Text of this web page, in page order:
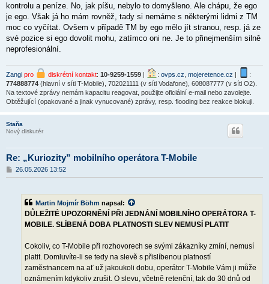
kontrolu a peníze. No, jak píšu, nebylo to domyšleno. Ale chápu, že ego
je ego. Však já ho mám rovněž, tady si nemáme s některými lidmi z TM
moc co vyčítat. Ovšem v případě TM by ego mělo jít stranou, resp. já ze
své pozice si ego dovolit mohu, zatímco oni ne. Je to přinejmenším silně
neprofesionální.
Zangi pro diskrétní kontakt: 10-9259-1559 | : ovps.cz mojeretence.cz |
:
774888774 (hlavní v síti T-Mobile), 702021111 (v síti Vodafone), 608087777 (v síti O2).
Na textové zprávy nemám kapacitu reagovat, použijte oficiální e-mail nebo zavolejte.
Obtěžující (opakované a jinak vynucované) zprávy, resp. flooding bez reakce blokuji.
Staňa
Nový diskutér
Re: „Kuriozity” mobilního operátora T-Mobile
P
ř
26.05.2026 13:52
Martin Mojmír Böhm napsal:
DŮLEŽITÉ UPOZORNĚNÍ PŘI JEDNÁNÍ MOBILNÍHO OPERÁTORA T-
MOBILE. SLÍBENÁ DOBA PLATNOSTI SLEV NEMUSÍ PLATIT
Cokoliv, co T-Mobile při rozhovorech se svými zákazníky zmíní, nemusí
platit. Domluvíte-li se tedy na slevě s přislíbenou platností
zaměstnancem na ať už jakoukoli dobu, operátor T-Mobile Vám ji může
oznámením kdykoliv zrušit. O slevu, včetně retenční, tak do 30 dnů od